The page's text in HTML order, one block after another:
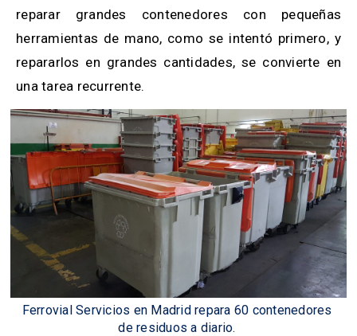
reparar grandes contenedores con pequeñas
herramientas de mano, como se intentó primero, y
repararlos en grandes cantidades, se convierte en
una tarea recurrente.
Ferrovial Servicios en Madrid repara 60 contenedores
de residuos a diario.